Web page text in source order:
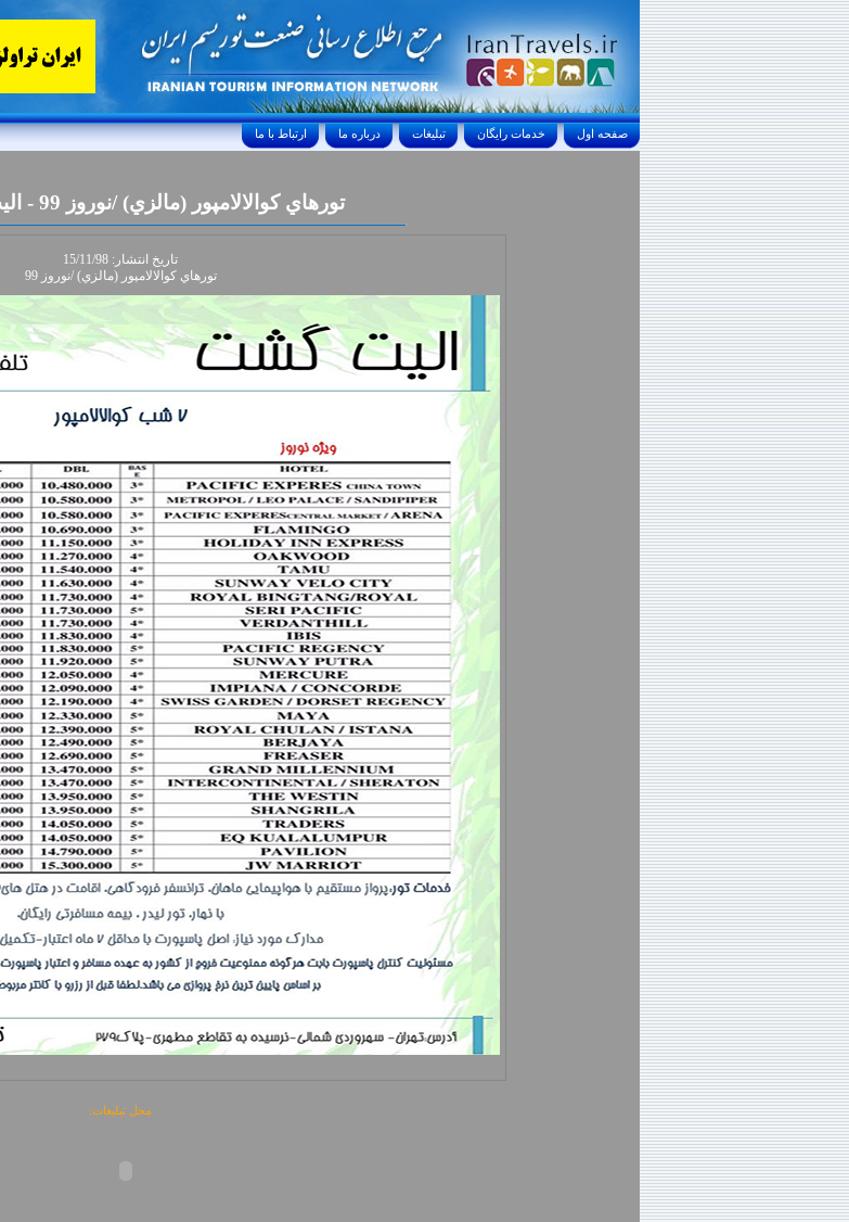
ارتباط با ما درباره ما تبليغات خدمات رايگان صفحه اول
تورهاي کوالالامپور (مالزي) /نوروز 99 - اليت گشت آريا
تاريخ انتشار: 15/11/98
تورهاي کوالالامپور (مالزي) /نوروز 99
محل تبلیغات: